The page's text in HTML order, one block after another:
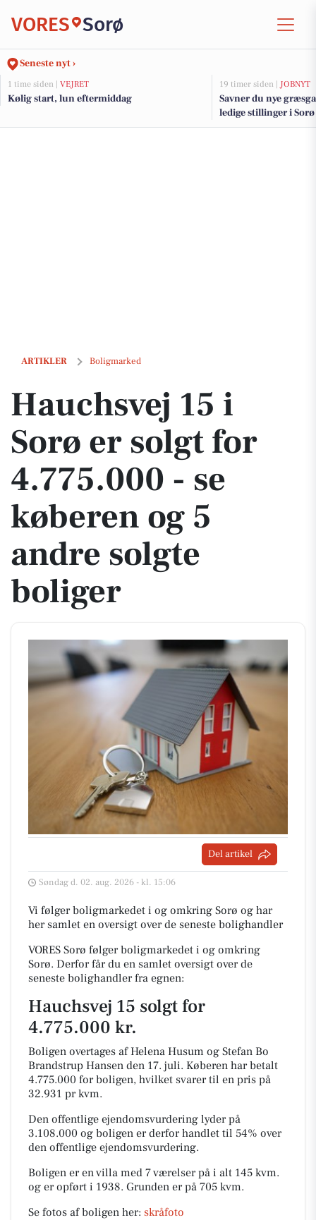
VORES Sorø
Seneste nyt ›
1 time siden | VEJRET
Kølig start, lun eftermiddag
19 timer siden | JOBNYT
Savner du nye
ledige stillinger i
ARTIKLER Boligmarked
Hauchsvej 15 i Sorø er solgt for 4.775.000 - se køberen og 5 andre
Hauchsvej 15 i
Sorø er solgt for
4.775.000 - se
køberen og 5
andre solgte
boliger
Del artikel
Søndag d. 02. aug. 2026 - kl. 15:06
Vi følger boligmarkedet i og omkring Sorø og har
her samlet en oversigt over de seneste bolighandler
VORES Sorø følger boligmarkedet i og omkring
Sorø. Derfor får du en samlet oversigt over de
seneste bolighandler fra egnen:
Hauchsvej 15 solgt for
4.775.000 kr.
Boligen overtages af Helena Husum og Stefan Bo
Brandstrup Hansen den 17. juli. Køberen har betalt
4.775.000 for boligen, hvilket svarer til en pris på
32.931 pr kvm.
Den offentlige ejendomsvurdering lyder på
3.108.000 og boligen er derfor handlet til 54% over
den offentlige ejendomsvurdering.
Boligen er en villa med 7 værelser på i alt 145 kvm.
og er opført i 1938. Grunden er på 705 kvm.
Se fotos af boligen her: skråfoto